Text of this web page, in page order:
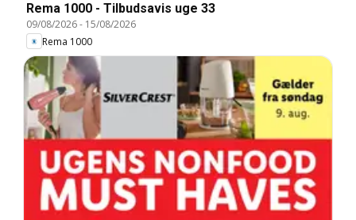
Rema 1000 - Tilbudsavis uge 33
09/08/2026- 15/08/2026
Rema 1000